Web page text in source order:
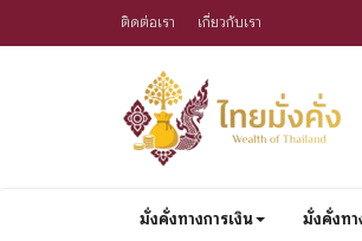
ติดต่อเรา เกี่ยวกับเรา
มั่งคั่งทางการเงิน มั่งคั่งท